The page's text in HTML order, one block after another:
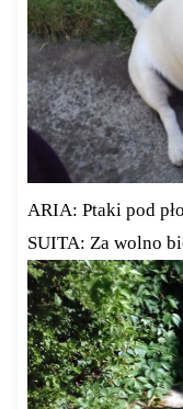
ARIA: Ptaki pod
SUITA: Za wolno